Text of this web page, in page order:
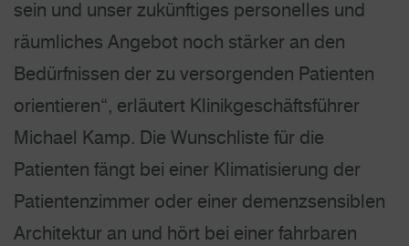
sein und unser zukünftiges personelles und
räumliches Angebot noch stärker an den
Bedürfnissen der zu versorgenden Patienten
orientieren“, erläutert Klinikgeschäftsführer
Michael Kamp. Die Wunschliste für die
Patienten fängt bei einer Klimatisierung der
Patientenzimmer oder einer demenzsensiblen
Architektur an und hört bei einer fahrbaren